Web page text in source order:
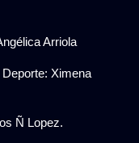
Arriola
Ximena
Ñ Lopez.